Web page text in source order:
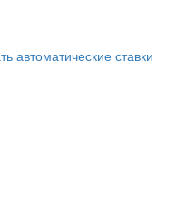
автоматические ставки